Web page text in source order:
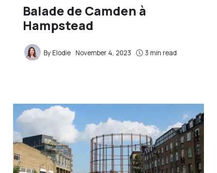
Balade de Camden à
Hampstead
ByElodie November 4, 2023 3 min read